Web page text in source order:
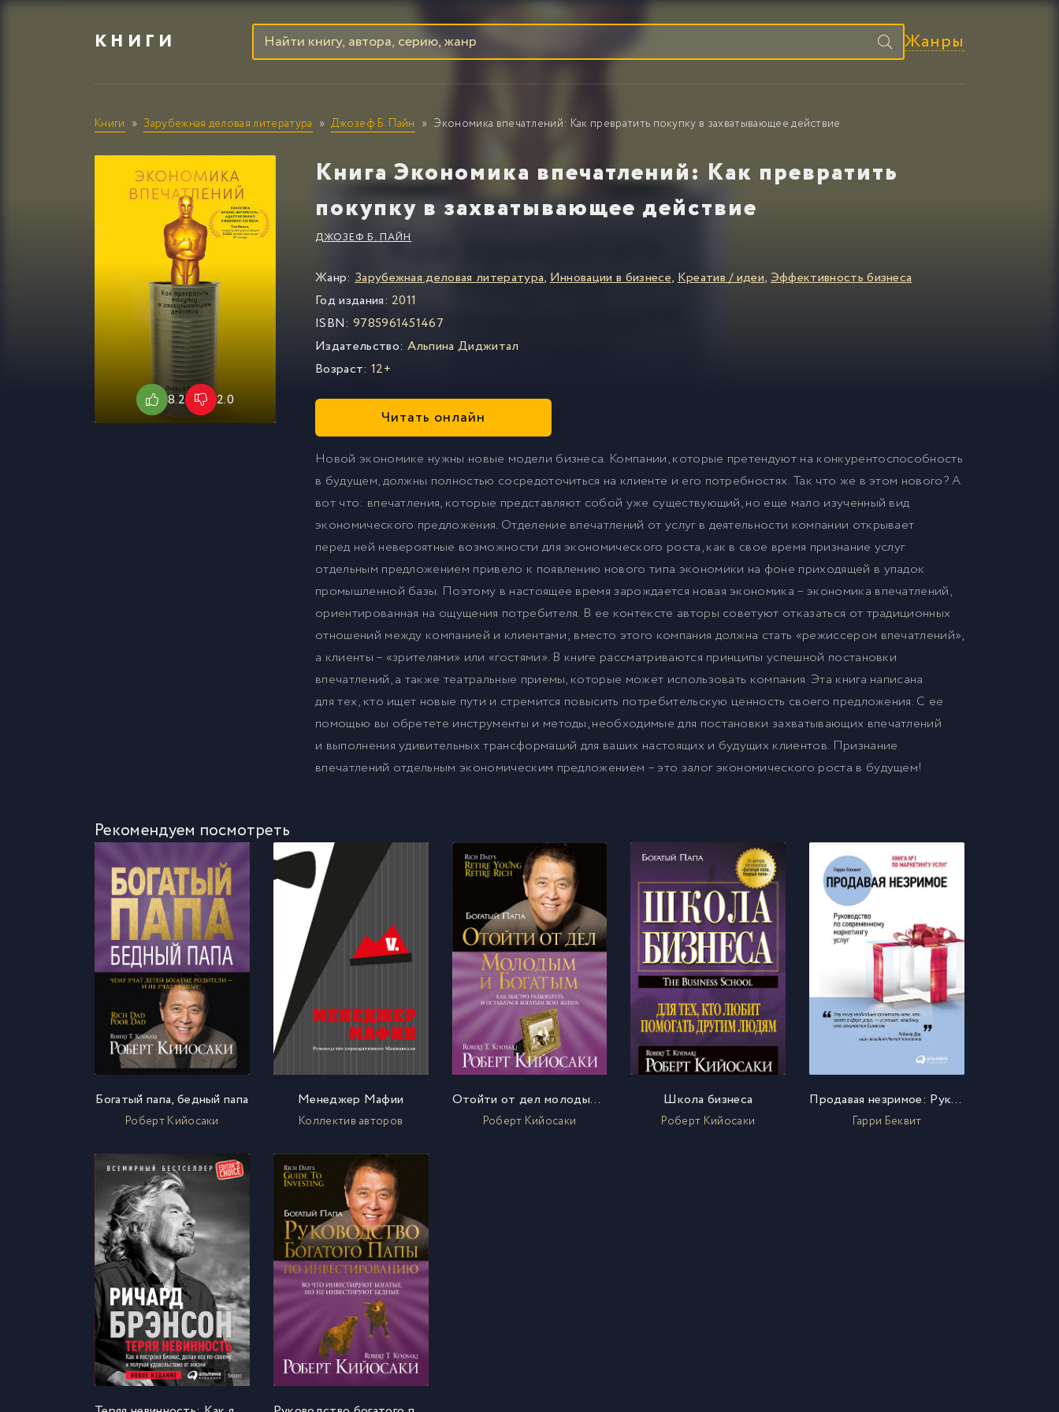
КНИГИ Жанры
Книги Зарубежная деловая литература Джозеф Б. Пайн Экономика впечатлений: Как превратить покупку в захватывающее действие
Книга Экономика впечатлений: Как превратить
покупку в захватывающее действие
ДЖОЗЕФ Б. ПАЙН
8.2 2.0
Жанр: Зарубежная деловая литература,Инновации в бизнесе,Креатив / идеи,Эффективность бизнеса
Год издания: 2011
ISBN: 9785961451467
Издательство: Альпина Диджитал
Возраст: 12+
Читать онлайн
Новой экономике нужны новые модели бизнеса. Компании, которые претендуют на конкурентоспособность
в будущем, должны полностью сосредоточиться на клиенте и его потребностях. Так что же в этом нового? А
вот что: впечатления, которые представляют собой уже существующий, но еще мало изученный вид
экономического предложения. Отделение впечатлений от услуг в деятельности компании открывает
перед ней невероятные возможности для экономического роста, как в свое время признание услуг
отдельным предложением привело к появлению нового типа экономики на фоне приходящей в упадок
промышленной базы. Поэтому в настоящее время зарождается новая экономика – экономика впечатлений,
ориентированная на ощущения потребителя. В ее контексте авторы советуют отказаться от традиционных
отношений между компанией и клиентами; вместо этого компания должна стать «режиссером впечатлений»,
а клиенты – «зрителями» или «гостями». В книге рассматриваются принципы успешной постановки
впечатлений, а также театральные приемы, которые может использовать компания. Эта книга написана
для тех, кто ищет новые пути и стремится повысить потребительскую ценность своего предложения. С ее
помощью вы обретете инструменты и методы, необходимые для постановки захватывающих впечатлений
и выполнения удивительных трансформаций для ваших настоящих и будущих клиентов. Признание
впечатлений отдельным экономическим предложением – это залог экономического роста в будущем!
Рекомендуем посмотреть
Богатый папа, бедный папа
Роберт Кийосаки
Менеджер Мафии
Коллектив авторов
Отойти от дел молодым и богатым
Роберт Кийосаки
Школа бизнеса
Роберт Кийосаки
Продавая незримое: Руководство по современному маркетингу услуг
Гарри Беквит